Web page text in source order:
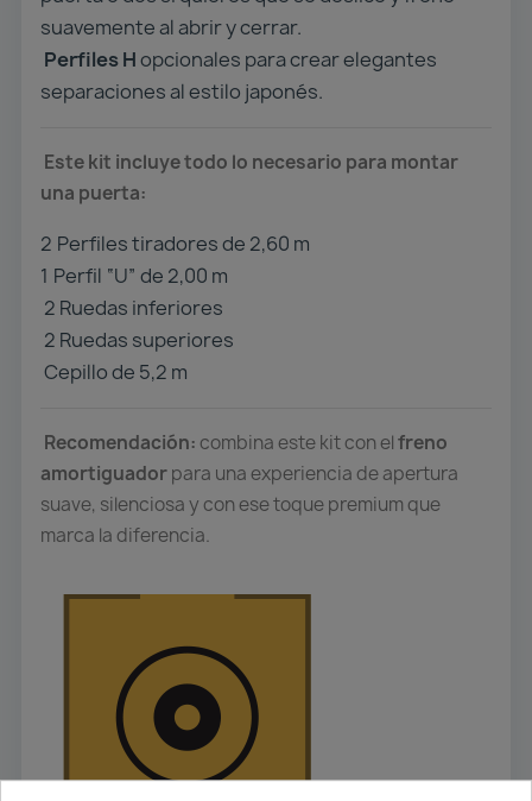
suavemente al abrir y cerrar.
Perfiles Hopcionales para crear elegantes
separaciones al estilo japonés.
Este kit incluye todo lo necesario para montar
una puerta:
2️ Perfiles tiradores de 2,60 m
1️ Perfil “U” de 2,00 m
2 Ruedas inferiores
2 Ruedas superiores
Cepillo de 5,2 m
Recomendación: combina este kit con elfreno
amortiguadorpara una experiencia de apertura
suave, silenciosa y con ese toque premium que
marca la diferencia.